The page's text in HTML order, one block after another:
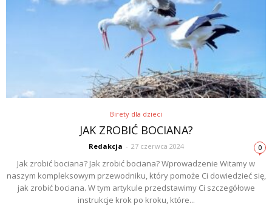
Birety dla dzieci
JAK ZROBIĆ BOCIANA?
Redakcja - 27 czerwca 2024 0
Jak zrobić bociana? Jak zrobić bociana? Wprowadzenie Witamy w
naszym kompleksowym przewodniku, który pomoże Ci dowiedzieć się,
jak zrobić bociana. W tym artykule przedstawimy Ci szczegółowe
instrukcje krok po kroku, które...